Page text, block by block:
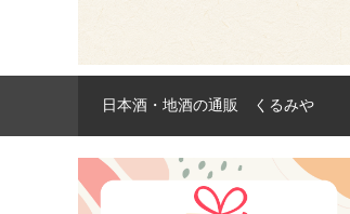
日本酒・地酒の通販 くるみや